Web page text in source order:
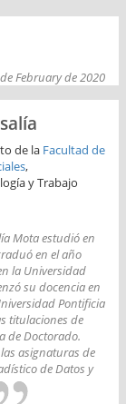
February de 2020
de la Facultad de
,
y Trabajo
Mota estudió en
en el año
la Universidad
su docencia en
Pontificia
titulaciones de
de Doctorado.
asignaturas de
de Datos y